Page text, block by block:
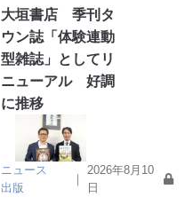
大垣書店 季刊タ
ウン誌「体験連動
型雑誌」としてリ
ニューアル 好調
に推移
ニュース
出版
｜
2026年8月10
日